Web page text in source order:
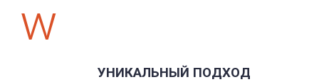
w
УНИКАЛЬНЫЙ ПОДХОД